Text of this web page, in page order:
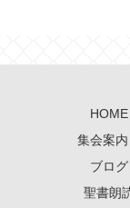
HOME
集会案
ブログ
聖書朗